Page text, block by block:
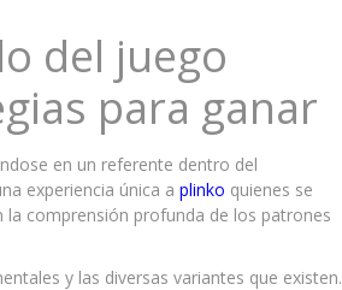
del juego
para ganar
en un referente dentro del
experiencia única a plinko quienes se
comprensión profunda de los patrones
y las diversas variantes que existen.